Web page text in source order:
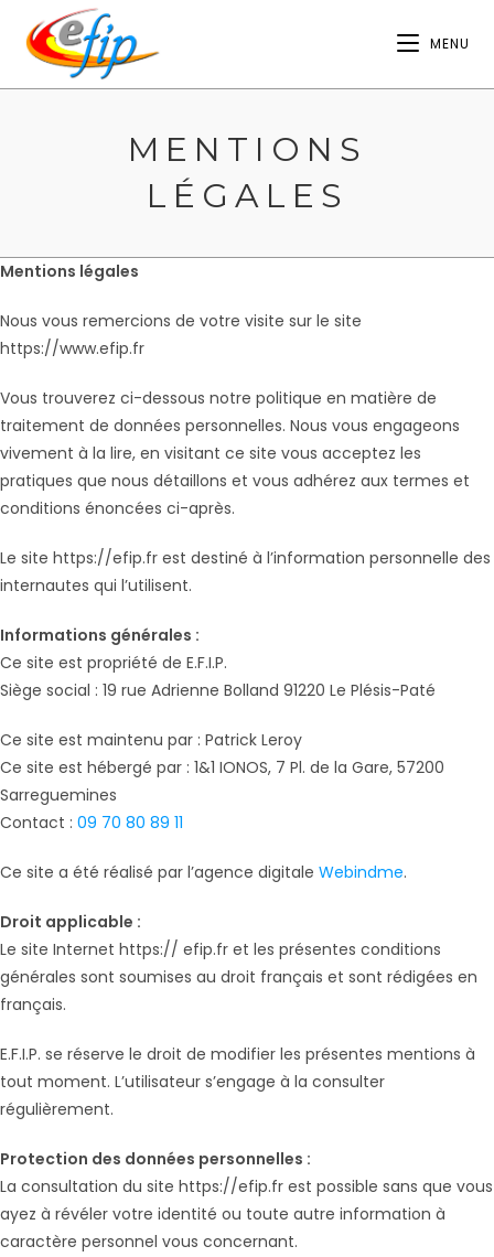
content
MENU
MENTIONS
LÉGALES
Mentions légales
Nous vous remercions de votre visite sur le site
https://www.efip.fr
Vous trouverez ci-dessous notre politique en matière de
traitement de données personnelles. Nous vous engageons
vivement à la lire, en visitant ce site vous acceptez les
pratiques que nous détaillons et vous adhérez aux termes et
conditions énoncées ci-après.
Le site https://efip.fr est destiné à l’information personnelle des
internautes qui l’utilisent.
Informations générales :
Ce site est propriété de E.F.I.P.
Siège social : 19 rue Adrienne Bolland 91220 Le Plésis-Paté
Ce site est maintenu par : Patrick Leroy
Ce site est hébergé par : 1&1 IONOS, 7 Pl. de la Gare, 57200
Sarreguemines
Contact : 09 70 80 89 11
Ce site a été réalisé par l’agence digitale Webindme.
Droit applicable :
Le site Internet https:// efip.fr et les présentes conditions
générales sont soumises au droit français et sont rédigées en
français.
E.F.I.P. se réserve le droit de modifier les présentes mentions à
tout moment. L’utilisateur s’engage à la consulter
régulièrement.
Protection des données personnelles :
La consultation du site https://efip.fr est possible sans que vous
ayez à révéler votre identité ou toute autre information à
caractère personnel vous concernant.